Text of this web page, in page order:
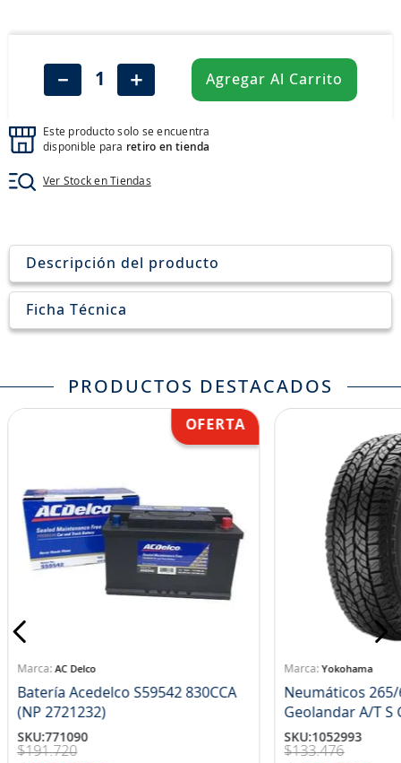
＋
－ Agregar Al Carrito
Este producto solo se encuentra
disponible para retiro en tienda
Ver Stock en Tiendas
Descripción del producto
Ficha Técnica
PRODUCTOS DESTACADOS
AC Delco
Batería Acedelco S59542 830CCA
(NP 2721232)
SKU:771090
$191.720
Yokohama
Neumáticos 265/
SKU:1052993
$133.476